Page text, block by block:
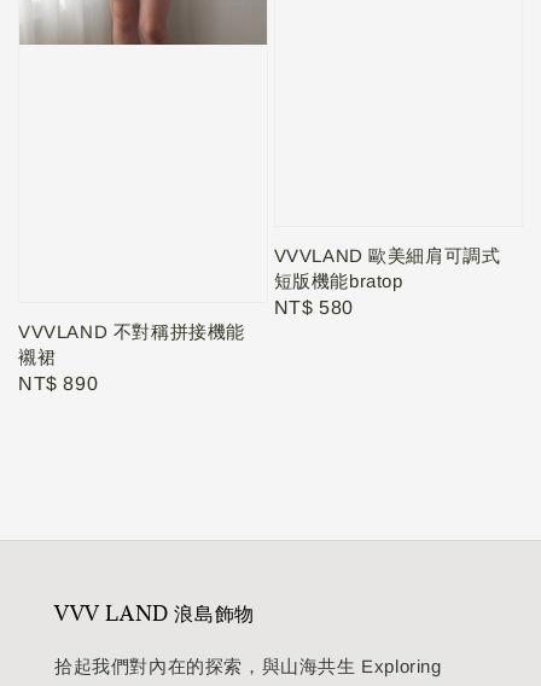
VVVLAND 不對稱拼接機能
襯裙
Regular
NT$ 890
VVVLAND 歐美細肩可調式
短版機能bratop
Regular
NT$ 580
VVV LAND 浪島飾物
拾起我們對內在的探索，與山海共生 Exploring